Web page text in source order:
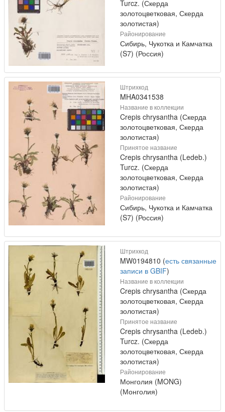
Turcz. (Скерда
золотоцветковая, Скерда
золотистая)
Районирование
Сибирь, Чукотка и Камчатка
(S7) (Россия)
Штрихкод
MHA0341538
Название в коллекции
Crepis chrysantha (Скерда
золотоцветковая, Скерда
золотистая)
Принятое название
Crepis chrysantha (Ledeb.)
Turcz. (Скерда
золотоцветковая, Скерда
золотистая)
Районирование
Сибирь, Чукотка и Камчатка
(S7) (Россия)
Штрихкод
MW0194810 (есть связанные
записи в GBIF)
Название в коллекции
Crepis chrysantha (Скерда
золотоцветковая, Скерда
золотистая)
Принятое название
Crepis chrysantha (Ledeb.)
Turcz. (Скерда
золотоцветковая, Скерда
золотистая)
Районирование
Монголия (MONG)
(Монголия)